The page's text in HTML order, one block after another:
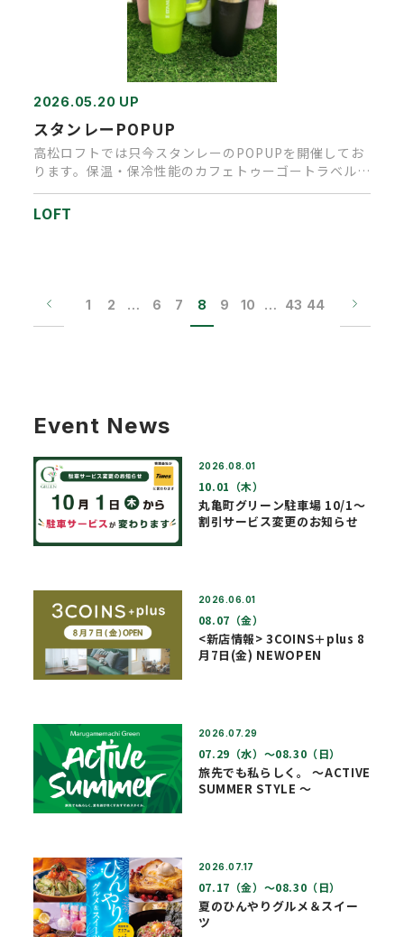
2026.05.20 UP
スタンレーPOPUP
高松ロフトでは只今スタンレーのPOPUPを開催してお
ります。保温・保冷性能のカフェトゥーゴートラベルや
内蔵ストローで飲み…
LOFT
1 2 … 6 7 8 9 10 … 43 44
Event News
2026.08.01
10.01（木）
丸亀町グリーン駐車場 10/1～
割引サービス変更のお知らせ
2026.06.01
08.07（金）
<新店情報> 3COINS＋plus 8
月7日(金) NEWOPEN
2026.07.29
07.29（水）〜08.30（日）
旅先でも私らしく。 ～ACTIVE
SUMMER STYLE ～
2026.07.17
07.17（金）〜08.30（日）
夏のひんやりグルメ＆スイー
ツ